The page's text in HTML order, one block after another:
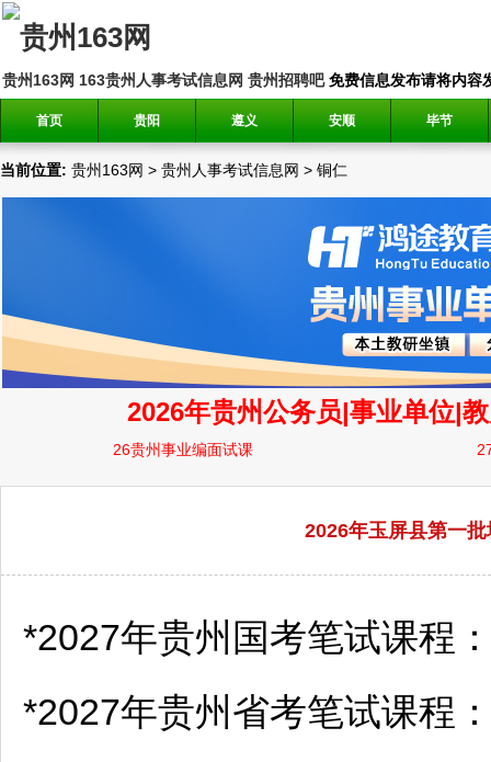
贵州163网 163贵州人事考试信息网 贵州招聘吧免费信息发布请将内容
首页 贵阳 遵义 安顺 毕节
当前位置: 贵州163网 > 贵州人事考试信息网 > 铜仁
2026年玉屏县第一
*2027年贵州国考笔试课程
*2027年贵州省考笔试课程